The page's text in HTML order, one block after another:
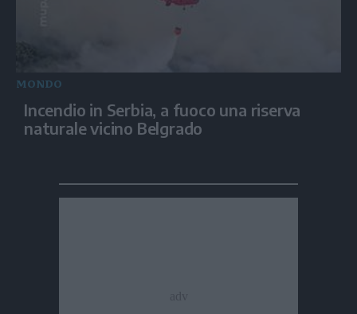
MONDO
Incendio in Serbia, a fuoco una riserva
naturale vicino Belgrado